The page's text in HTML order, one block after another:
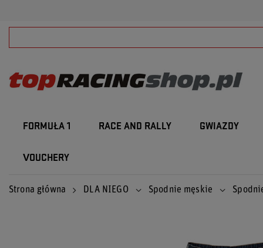
FORMUŁA 1 RACE AND RALLY GWIAZDY
VOUCHERY
Strona główna DLA NIEGO Spodnie męskie